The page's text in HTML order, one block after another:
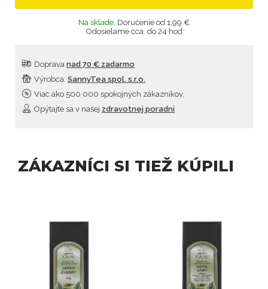
Na sklade, Doručenie od 1,99 €
Odosielame cca. do 24 hod
Doprava nad 70 € zadarmo
Viac ako 500 000 spokojných zákazníkov,
Výrobca: SannyTea spol. s.r.o.
Opýtajte sa v našej zdravotnej poradni
ZÁKAZNÍCI SI TIEŽ KÚPILI